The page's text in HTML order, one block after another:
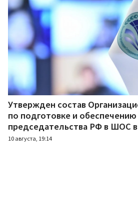
Утвержден состав
по подготовке и обеспечению
председательства РФ в ШОС в
10 августа, 19:14